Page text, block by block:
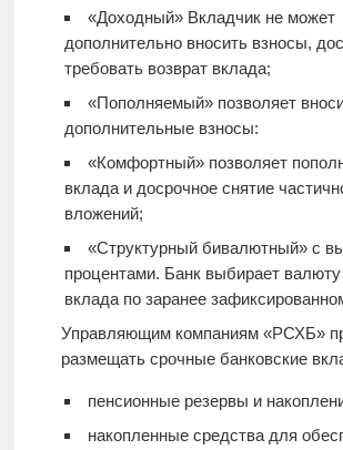
«Доходный» Вкладчик не может
дополнительно вносить взносы,
требовать возврат вклада;
«Пополняемый» позволяет
дополнительные взносы:
«Комфортный» позволяет
вклада и досрочное снятие
вложений;
«Структурный бивалютный» с
процентами. Банк выбирает валюту
вклада по заранее
Управляющим компаниям «РСХБ»
размещать срочные банковские
пенсионные резервы и
накопленные средства для